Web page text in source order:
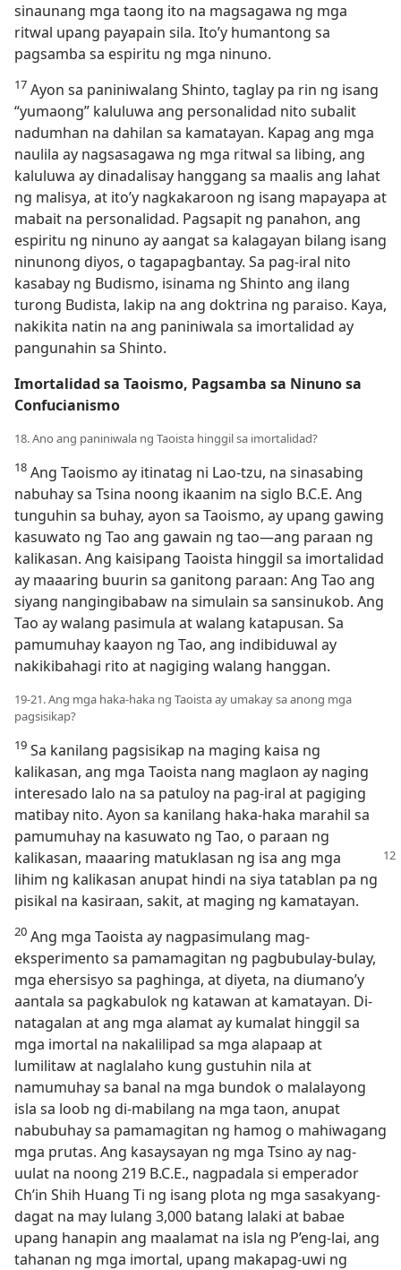
sinaunang mga taong ito na magsagawa ng mga
ritwal upang payapain sila. Ito’y humantong sa
pagsamba sa espiritu ng mga ninuno.
17 Ayon sa paniniwalang Shinto, taglay pa rin ng isang
“yumaong” kaluluwa ang personalidad nito subalit
nadumhan na dahilan sa kamatayan. Kapag ang mga
naulila ay nagsasagawa ng mga ritwal sa libing, ang
kaluluwa ay dinadalisay hanggang sa maalis ang lahat
ng malisya, at ito’y nagkakaroon ng isang mapayapa at
mabait na personalidad. Pagsapit ng panahon, ang
espiritu ng ninuno ay aangat sa kalagayan bilang isang
ninunong diyos, o tagapagbantay. Sa pag-iral nito
kasabay ng Budismo, isinama ng Shinto ang ilang
turong Budista, lakip na ang doktrina ng paraiso. Kaya,
nakikita natin na ang paniniwala sa imortalidad ay
pangunahin sa Shinto.
Imortalidad sa Taoismo, Pagsamba sa Ninuno sa
Confucianismo
18. Ano ang paniniwala ng Taoista hinggil sa imortalidad?
18 Ang Taoismo ay itinatag ni Lao-tzu, na sinasabing
nabuhay sa Tsina noong ikaanim na siglo B.C.E. Ang
tunguhin sa buhay, ayon sa Taoismo, ay upang gawing
kasuwato ng Tao ang gawain ng tao​—ang paraan ng
kalikasan. Ang kaisipang Taoista hinggil sa imortalidad
ay maaaring buurin sa ganitong paraan: Ang Tao ang
siyang nangingibabaw na simulain sa sansinukob. Ang
Tao ay walang pasimula at walang katapusan. Sa
pamumuhay kaayon ng Tao, ang indibiduwal ay
nakikibahagi rito at nagiging walang hanggan.
19-21. Ang mga haka-haka ng Taoista ay umakay sa anong mga
pagsisikap?
19 Sa kanilang pagsisikap na maging kaisa ng
kalikasan, ang mga Taoista nang maglaon ay naging
interesado lalo na sa patuloy na pag-iral at pagiging
matibay nito. Ayon sa kanilang haka-haka marahil sa
pamumuhay na kasuwato ng Tao, o paraan ng
kalikasan, maaaring matuklasan ng isa ang mga
lihim ng kalikasan anupat hindi na siya tatablan pa ng
pisikal na kasiraan, sakit, at maging ng kamatayan.
20 Ang mga Taoista ay nagpasimulang mag-
eksperimento sa pamamagitan ng pagbubulay-bulay,
mga ehersisyo sa paghinga, at diyeta, na diumano’y
aantala sa pagkabulok ng katawan at kamatayan. Di-
natagalan at ang mga alamat ay kumalat hinggil sa
mga imortal na nakalilipad sa mga alapaap at
lumilitaw at naglalaho kung gustuhin nila at
namumuhay sa banal na mga bundok o malalayong
isla sa loob ng di-mabilang na mga taon, anupat
nabubuhay sa pamamagitan ng hamog o mahiwagang
mga prutas. Ang kasaysayan ng mga Tsino ay nag-
uulat na noong 219 B.C.E., nagpadala si emperador
Ch’in Shih Huang Ti ng isang plota ng mga sasakyang-
dagat na may lulang 3,000 batang lalaki at babae
upang hanapin ang maalamat na isla ng P’eng-lai, ang
tahanan ng mga imortal, upang makapag-uwi ng